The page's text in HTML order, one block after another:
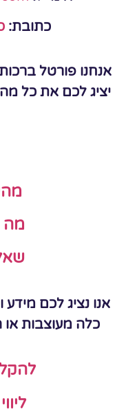
כתובת:
אנחנו פורטל
יציג לכם את כל
מה
אנו נציג לכם
כלה מעוצבות